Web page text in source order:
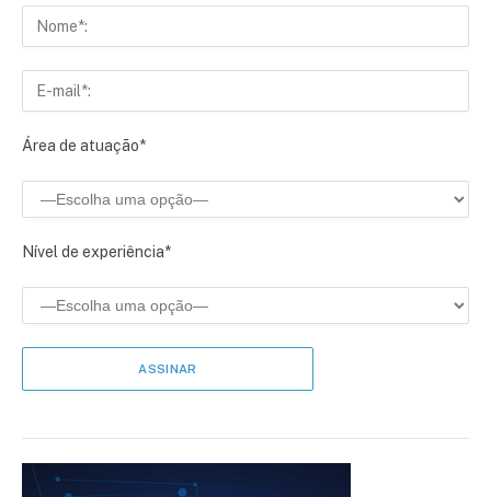
Área de atuação*
Nível de experiência*